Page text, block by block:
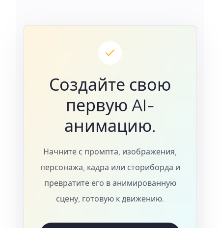
Создайте свою
первую AI-
анимацию.
Начните с промпта, изображения,
персонажа, кадра или сториборда и
превратите его в анимированную
сцену, готовую к движению.